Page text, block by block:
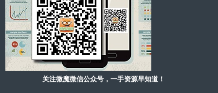
关注微魔微信公众号，一手资源早知道！